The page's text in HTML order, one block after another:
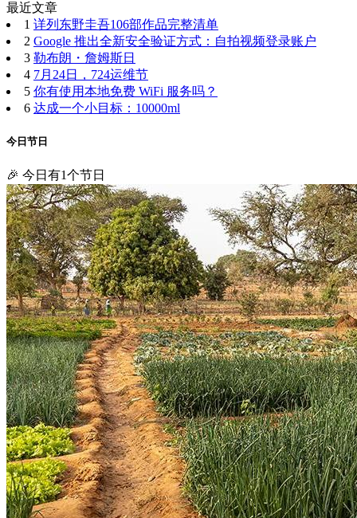
最近文章
1 详列东野圭吾106部作品完整清单
2 Google 推出全新安全验证方式：自拍视频登录账户
3 勒布朗・詹姆斯日
4 7月24日，724运维节
5 你有使用本地免费 WiFi 服务吗？
6 达成一个小目标：10000ml
今日节日
🎉 今日有1个节日